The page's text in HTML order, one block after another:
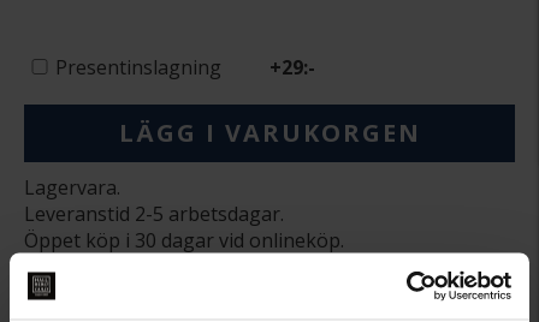
Presentinslagning +29:-
LÄGG I VARUKORGEN
Lagervara.
Leveranstid 2-5 arbetsdagar.
Öppet köp i 30 dagar vid onlineköp.
INFO